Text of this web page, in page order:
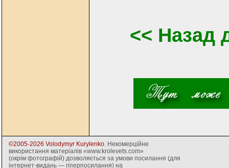
<< Назад
©2005-2026 Volodymyr Kurylenko . Некомерційне
використання матеріалів «www.krolevets.com»
(окрім фотографій) дозволяється за умови посилання (для
інтернет-видань — гіперпосилання) на